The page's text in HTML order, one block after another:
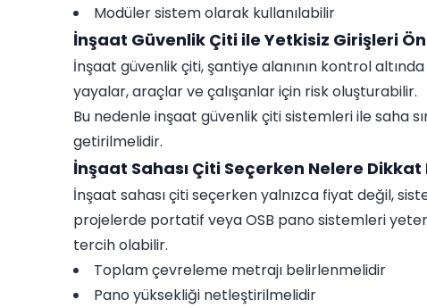
Modüler sistem olarak kullanılabilir
İnşaat Güvenlik Çiti ile Yetkisiz Girişleri
İnşaat güvenlik çiti, şantiye alanının kontrol
yayalar, araçlar ve çalışanlar için risk oluşturabilir.
Bu nedenle inşaat güvenlik çiti sistemleri ile saha
getirilmelidir.
İnşaat Sahası Çiti Seçerken Nelere
İnşaat sahası çiti seçerken yalnızca fiyat değil,
projelerde portatif veya OSB pano sistemleri
tercih olabilir.
Toplam çevreleme metrajı belirlenmelidir
Pano yüksekliği netleştirilmelidir